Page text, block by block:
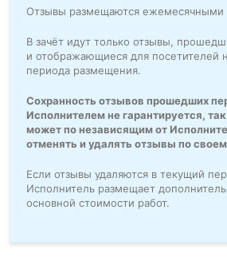
Отзывы размещаются ежемесячными
В зачёт идут только отзывы,
и отображающиеся для посетителей
периода размещения.
Сохранность отзывов прошедших
Исполнителем не гарантируется,
может по независящим от
отменять и удалять отзывы по
Если отзывы удаляются в текущий
Исполнитель размещает
основной стоимости работ.